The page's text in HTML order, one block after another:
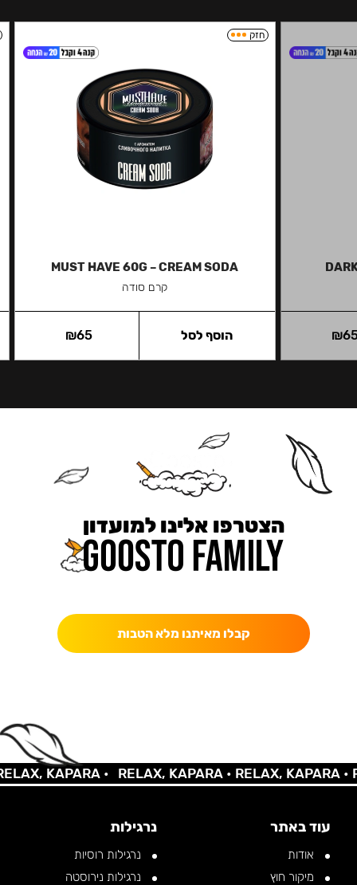
₪
חזק
MUST HAVE 60G – CREAM SODA
קרם סודה
₪65 הוסף לסל
הצטרפו אלינו למועדון
קבלו מאיתנו מלא הטבות
KAPARA • RELAX, KAPARA •RELAX, KAPARA •
עוד באתר
אודות
מיקור חוץ
נרגילות
נרגילות רוסיות
נרגילות נירוסטה